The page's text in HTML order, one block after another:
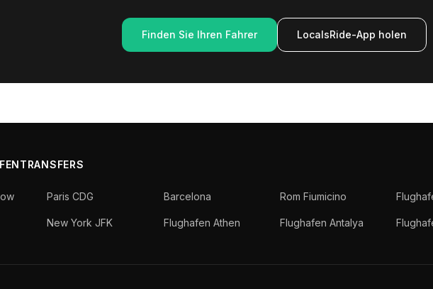
Finden Sie Ihren Fahrer LocalsRide-App holen
Paris CDG Barcelona Rom Fiumicino
New York JFK Flughafen Athen Flughafen Antalya